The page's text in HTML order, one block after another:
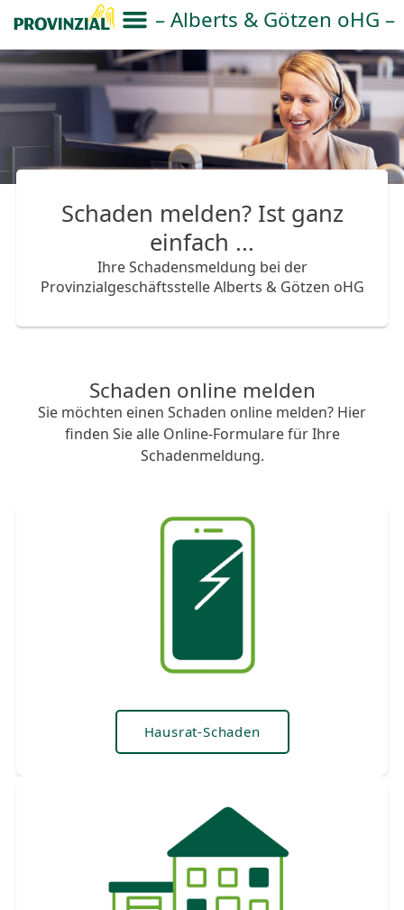
– Alberts & Götzen oHG –
Schaden melden? Ist ganz
einfach ...
Ihre Schadensmeldung bei der
Provinzialgeschäftsstelle Alberts & Götzen oHG
Schaden online melden
Sie möchten einen Schaden online melden? Hier
finden Sie alle Online-Formulare für Ihre
Schadenmeldung.
Hausrat-Schaden